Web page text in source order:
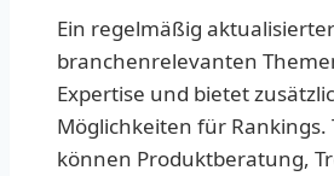
Ein regelmäßig
branchenrelevanten
Expertise und bietet
Möglichkeiten für Rankings.
können Produktberatung,